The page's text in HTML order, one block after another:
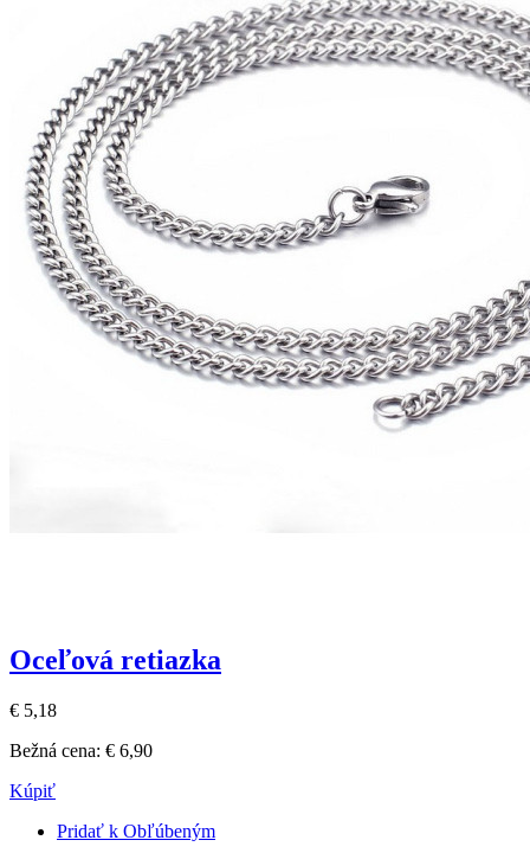
Oceľová retiazka
€ 5,18
Bežná cena: € 6,90
Kúpiť
Pridať k Obľúbeným